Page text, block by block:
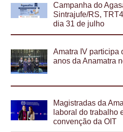
Campanha do
Sintrajufe/RS,
dia 31 de julho
Amatra IV participa
anos da Anamatra
Magistradas da
laboral do trabalho
convenção da OIT